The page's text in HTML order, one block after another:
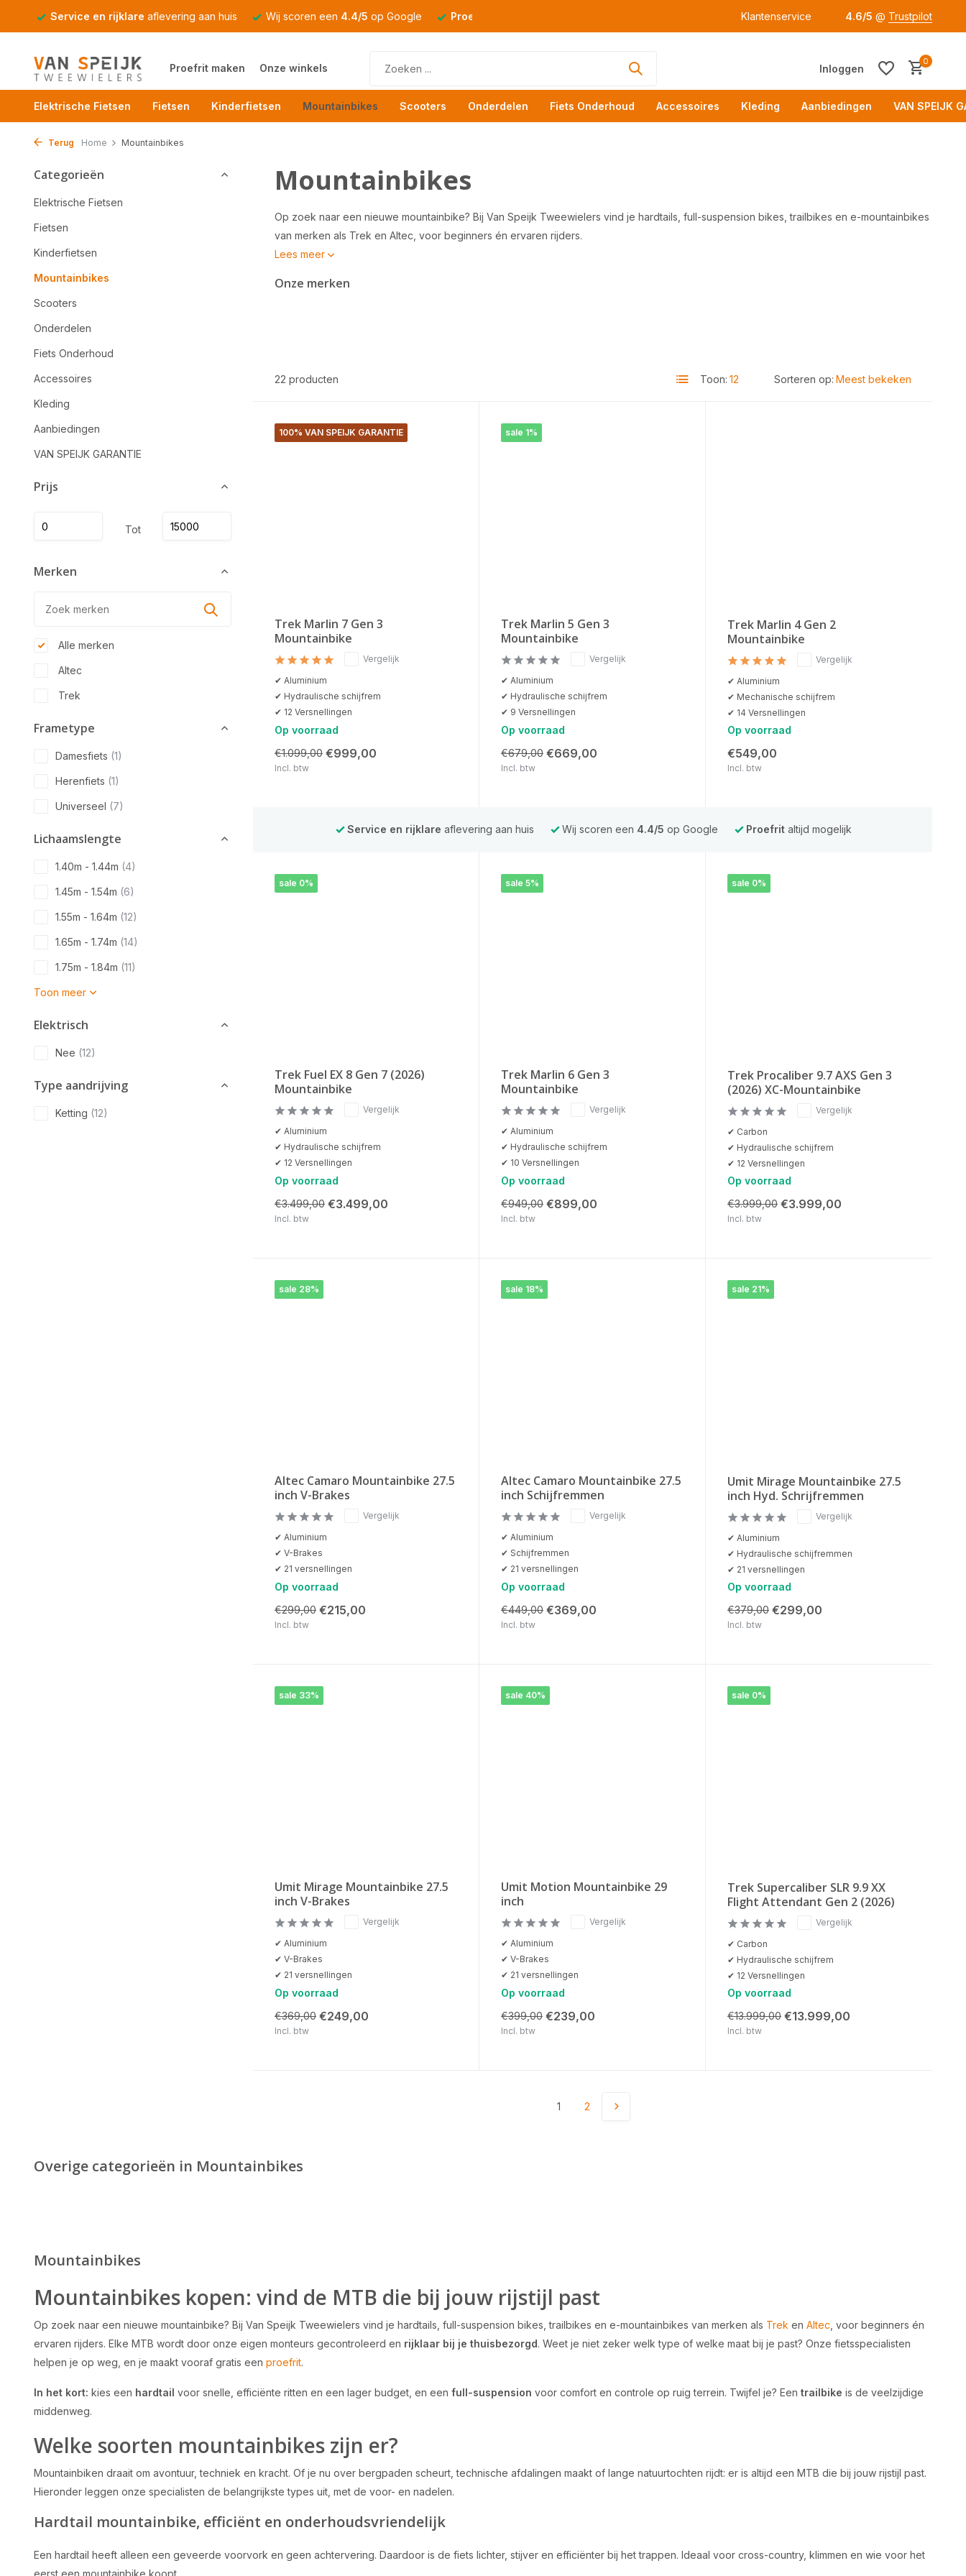
Service en rijklare aflevering aan huis Wij scoren een 4.4/5 op Google Proefrit Klantenservice 4.6/5 @ Trustpilot
Proefrit maken Onze winkels Inloggen
0
Elektrische Fietsen Fietsen Kinderfietsen Mountainbikes Scooters Onderdelen Fiets Onderhoud Accessoires Kleding Aanbiedingen VAN SPEIJK
Terug Home Mountainbikes
Categorieën
Elektrische Fietsen
Fietsen
Kinderfietsen
Mountainbikes
Scooters
Onderdelen
Fiets Onderhoud
Accessoires
Kleding
Aanbiedingen
VAN SPEIJK GARANTIE
Prijs
Tot
Merken
Alle merken
Altec
Trek
Frametype
Damesfiets (1)
Herenfiets (1)
Universeel (7)
Lichaamslengte
1.40m - 1.44m (4)
1.45m - 1.54m (6)
1.55m - 1.64m (12)
1.65m - 1.74m (14)
1.75m - 1.84m (11)
Toon meer
Elektrisch
Nee (12)
Type aandrijving
Ketting (12)
Mountainbikes
Op zoek naar een nieuwe mountainbike? Bij Van Speijk Tweewielers vind je hardtails, full-suspension bikes, trailbikes en e-mountainbikes
van merken als Trek en Altec, voor beginners én ervaren rijders.
Lees meer
Onze merken
22 producten Toon: Sorteren op:
100% VAN SPEIJK GARANTIE
Trek Marlin 7 Gen 3
Mountainbike
Vergelijk
✔ Aluminium
✔ Hydraulische schijfrem
✔ 12 Versnellingen
Op voorraad
€1.099,00 €999,00
Incl. btw
sale 1%
Trek Marlin 5 Gen 3
Mountainbike
Vergelijk
✔ Aluminium
✔ Hydraulische schijfrem
✔ 9 Versnellingen
Op voorraad
€679,00 €669,00
Incl. btw
Trek Marlin 4 Gen 2
Mountainbike
Vergelijk
✔ Aluminium
✔ Mechanische schijfrem
✔ 14 Versnellingen
Op voorraad
€549,00
Incl. btw
Service en rijklare aflevering aan huis Wij scoren een 4.4/5 op Google Proefrit altijd mogelijk
sale 0%
Trek Fuel EX 8 Gen 7 (2026)
Mountainbike
Vergelijk
✔ Aluminium
✔ Hydraulische schijfrem
✔ 12 Versnellingen
Op voorraad
€3.499,00 €3.499,00
Incl. btw
sale 5%
Trek Marlin 6 Gen 3
Mountainbike
Vergelijk
✔ Aluminium
✔ Hydraulische schijfrem
✔ 10 Versnellingen
Op voorraad
€949,00 €899,00
Incl. btw
sale 0%
Trek Procaliber 9.7 AXS Gen 3
(2026) XC-Mountainbike
Vergelijk
✔ Carbon
✔ Hydraulische schijfrem
✔ 12 Versnellingen
Op voorraad
€3.999,00 €3.999,00
Incl. btw
sale 28%
Altec Camaro Mountainbike 27.5
inch V-Brakes
Vergelijk
✔ Aluminium
✔ V-Brakes
✔ 21 versnellingen
Op voorraad
€299,00 €215,00
Incl. btw
sale 18%
Altec Camaro Mountainbike 27.5
inch Schijfremmen
Vergelijk
✔ Aluminium
✔ Schijfremmen
✔ 21 versnellingen
Op voorraad
€449,00 €369,00
Incl. btw
sale 21%
Umit Mirage Mountainbike 27.5
inch Hyd. Schrijfremmen
Vergelijk
✔ Aluminium
✔ Hydraulische schijfremmen
✔ 21 versnellingen
Op voorraad
€379,00 €299,00
Incl. btw
sale 33%
Umit Mirage Mountainbike 27.5
inch V-Brakes
Vergelijk
✔ Aluminium
✔ V-Brakes
✔ 21 versnellingen
Op voorraad
€369,00 €249,00
Incl. btw
sale 40%
Umit Motion Mountainbike 29
inch
Vergelijk
✔ Aluminium
✔ V-Brakes
✔ 21 versnellingen
Op voorraad
€399,00 €239,00
Incl. btw
sale 0%
Trek Supercaliber SLR 9.9 XX
Flight Attendant Gen 2 (2026)
Vergelijk
✔ Carbon
✔ Hydraulische schijfrem
✔ 12 Versnellingen
Op voorraad
€13.999,00 €13.999,00
Incl. btw
1 2
Overige categorieën in Mountainbikes
Mountainbikes
Mountainbikes kopen: vind de MTB die bij jouw rijstijl past
Op zoek naar een nieuwe mountainbike? Bij Van Speijk Tweewielers vind je hardtails, full-suspension bikes, trailbikes en e-mountainbikes van merken als Trek en Altec , voor beginners én
ervaren rijders. Elke MTB wordt door onze eigen monteurs gecontroleerd en rijklaar bij je thuisbezorgd. Weet je niet zeker welk type of welke maat bij je past? Onze fietsspecialisten
helpen je op weg, en je maakt vooraf gratis een proefrit.
In het kort: kies een hardtail voor snelle, efficiënte ritten en een lager budget, en een full-suspension voor comfort en controle op ruig terrein. Twijfel je? Een trailbike is de veelzijdige
middenweg.
Welke soorten mountainbikes zijn er?
Mountainbiken draait om avontuur, techniek en kracht. Of je nu over bergpaden scheurt, technische afdalingen maakt of lange natuurtochten rijdt: er is altijd een MTB die bij jouw rijstijl past.
Hieronder leggen onze specialisten de belangrijkste types uit, met de voor- en nadelen.
Hardtail mountainbike, efficiënt en onderhoudsvriendelijk
Een hardtail heeft alleen een geveerde voorvork en geen achtervering. Daardoor is de fiets lichter, stijver en efficiënter bij het trappen. Ideaal voor cross-country, klimmen en wie voor het
eerst een mountainbike koopt.